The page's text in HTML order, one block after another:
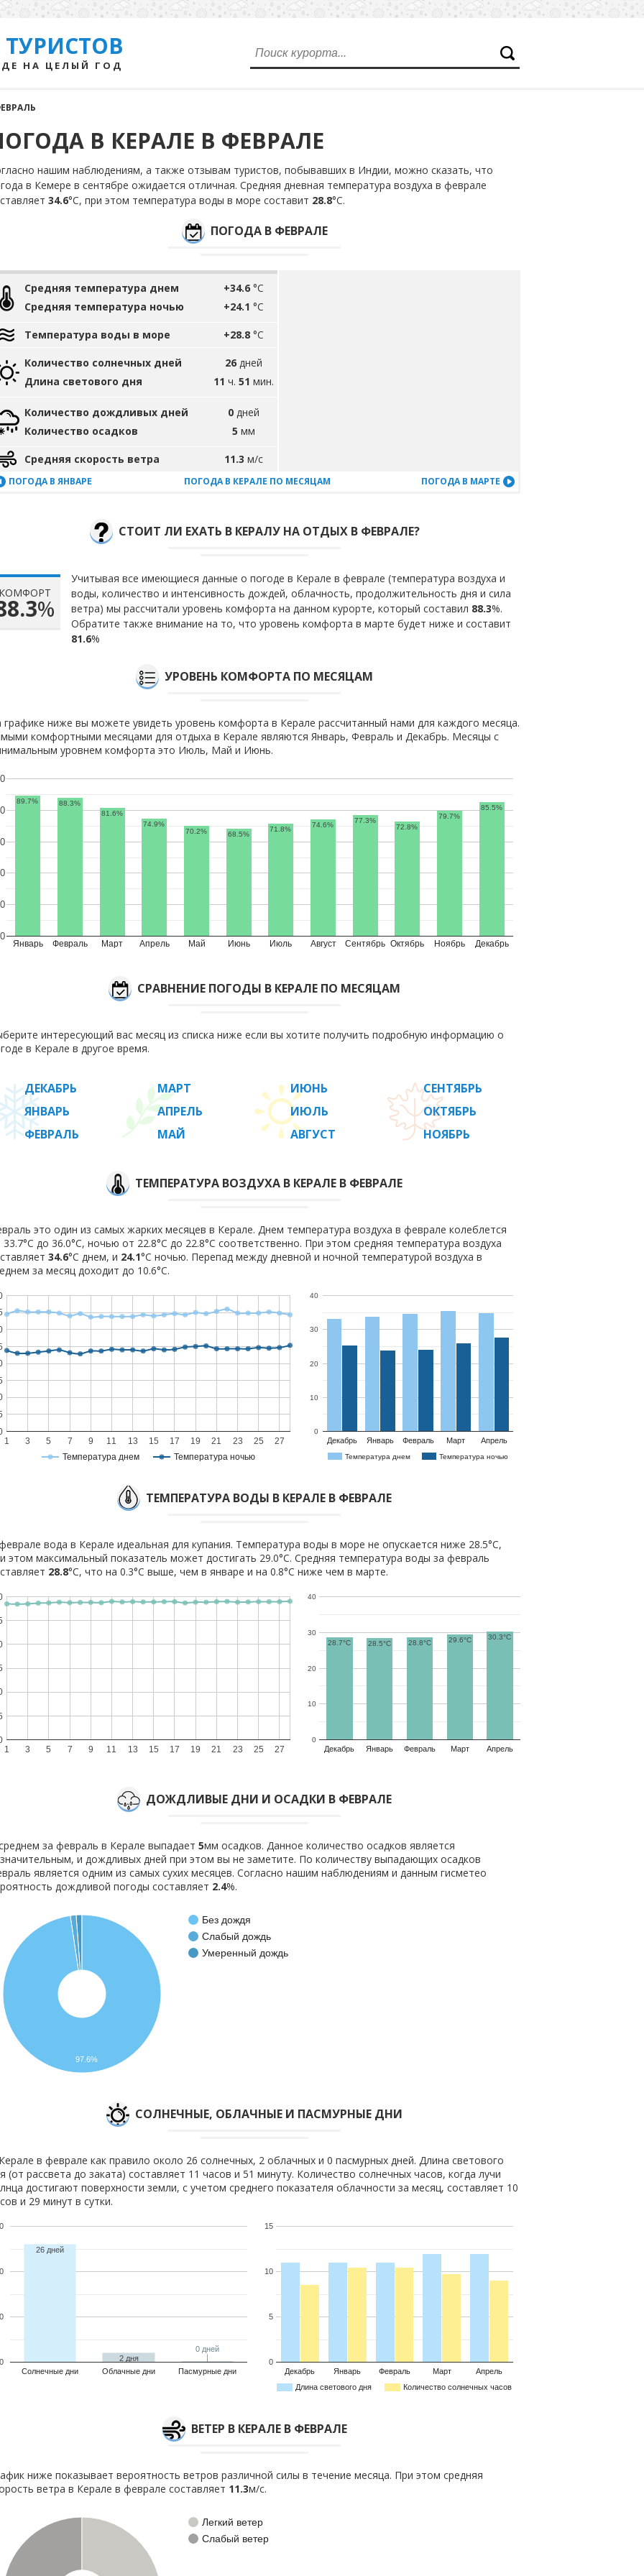
НА ЦЕЛЫЙ ГОД
В КЕРАЛЕ В ФЕВРАЛЕ
нашим наблюдениям, а также отзывам туристов, побывавших в Индии, можно сказать, что
в Кемере в сентябре ожидается отличная. Средняя дневная температура воздуха в феврале
34.6°С, при этом температура воды в море составит 28.8°С.
ПОГОДА В ФЕВРАЛЕ
Средняя температура днем
Средняя температура ночью
+34.6 °C
+24.1 °C
Температура воды в море +28.8 °C
Количество солнечных дней
Длина светового дня
26 дней
11 ч. 51 мин.
Количество дождливых дней
Количество осадков
0 дней
5 мм
Средняя скорость ветра 11.3 м/с
ПОГОДА В ЯНВАРЕ ПОГОДА В КЕРАЛЕ ПО МЕСЯЦАМ ПОГОДА В МАРТЕ
СТОИТ ЛИ ЕХАТЬ В КЕРАЛУ НА ОТДЫХ В ФЕВРАЛЕ?
КОМФОРТ
%
Учитывая все имеющиеся данные о погоде в Керале в феврале (температура воздуха и
воды, количество и интенсивность дождей, облачность, продолжительность дня и сила
ветра) мы рассчитали уровень комфорта на данном курорте, который составил 88.3%.
Обратите также внимание на то, что уровень комфорта в марте будет ниже и составит
81.6%
УРОВЕНЬ КОМФОРТА ПО МЕСЯЦАМ
графике ниже вы можете увидеть уровень комфорта в Керале рассчитанный нами для каждого месяца.
комфортными месяцами для отдыха в Керале являются Январь, Февраль и Декабрь. Месяцы с
уровнем комфорта это Июль, Май и Июнь.
Январь Февраль Март Апрель Май Июнь Июль Август Сентябрь Октябрь Ноябрь Декабрь
0
89.7%
88.3%
81.6%
74.9%
70.2%
68.5%
71.8%
74.6%
77.3%
72.8%
79.7%
85.5%
СРАВНЕНИЕ ПОГОДЫ В КЕРАЛЕ ПО МЕСЯЦАМ
интересующий вас месяц из списка ниже если вы хотите получить подробную информацию о
в Керале в другое время.
ДЕКАБРЬ
ЯНВАРЬ
ФЕВРАЛЬ
МАРТ
АПРЕЛЬ
МАЙ
ИЮНЬ
ИЮЛЬ
АВГУСТ
СЕНТЯБРЬ
ОКТЯБРЬ
НОЯБРЬ
ТЕМПЕРАТУРА ВОЗДУХА В КЕРАЛЕ В ФЕВРАЛЕ
это один из самых жарких месяцев в Керале. Днем температура воздуха в феврале колеблется
33.7°C до 36.0°C, ночью от 22.8°C до 22.8°C соответственно. При этом средняя температура воздуха
34.6°C днем, и 24.1°C ночью. Перепад между дневной и ночной температурой воздуха в
за месяц доходит до 10.6°С.
Температура днем Температура ночью
1 3 5 7 9 11 13 15 17 19 21 23 25 27
Температура днем Температура ночью
Декабрь Январь Февраль Март Апрель
0
10
20
30
40
ТЕМПЕРАТУРА ВОДЫ В КЕРАЛЕ В ФЕВРАЛЕ
вода в Керале идеальная для купания. Температура воды в море не опускается ниже 28.5°C,
этом максимальный показатель может достигать 29.0°C. Средняя температура воды за февраль
28.8°C, что на 0.3°C выше, чем в январе и на 0.8°C ниже чем в марте.
1 3 5 7 9 11 13 15 17 19 21 23 25 27 Декабрь Январь Февраль Март Апрель
0
10
20
30
40
28.7°C 28.5°C 28.8°C 29.6°C 30.3°C
ДОЖДЛИВЫЕ ДНИ И ОСАДКИ В ФЕВРАЛЕ
за февраль в Керале выпадает 5мм осадков. Данное количество осадков является
и дождливых дней при этом вы не заметите. По количеству выпадающих осадков
является одним из самых сухих месяцев. Согласно нашим наблюдениям и данным гисметео
дождливой погоды составляет 2.4%.
Без дождя
Слабый дождь
Умеренный дождь
97.6%
CОЛНЕЧНЫЕ, ОБЛАЧНЫЕ И ПАСМУРНЫЕ ДНИ
в феврале как правило около 26 солнечных, 2 облачных и 0 пасмурных дней. Длина светового
(от рассвета до заката) составляет 11 часов и 51 минуту. Количество солнечных часов, когда лучи
достигают поверхности земли, с учетом среднего показателя облачности за месяц, составляет 10
и 29 минут в сутки.
Солнечные дни Облачные дни Пасмурные дни
0
26 дней
2 дня
0 дней
0 дней
Длина светового дня Количество солнечных часов
Декабрь Январь Февраль Март Апрель
0
5
10
15
ВЕТЕР В КЕРАЛЕ В ФЕВРАЛЕ
ниже показывает вероятность ветров различной силы в течение месяца. При этом средняя
ветра в Керале в феврале составляет 11.3м/с.
Легкий ветер
Слабый ветер